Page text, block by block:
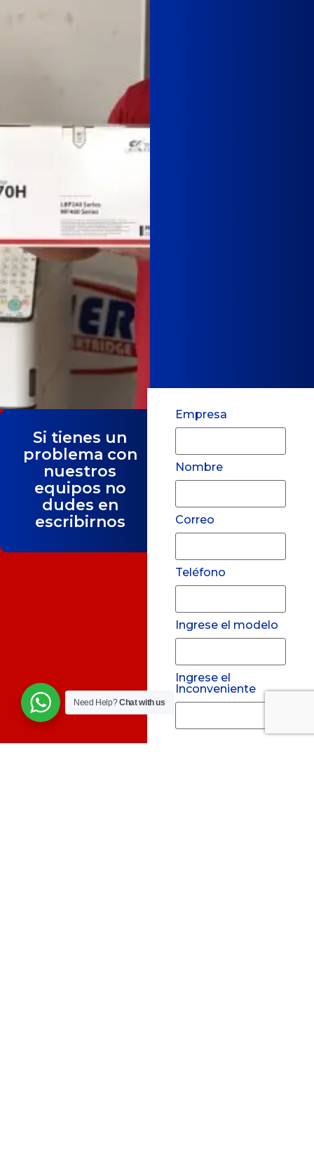
Si tienes un
problema con
nuestros
equipos no
dudes en
escribirnos
Empresa
Nombre
Correo
Teléfono
Ingrese el modelo
Ingrese el
Inconveniente
Need Help?Chat with us